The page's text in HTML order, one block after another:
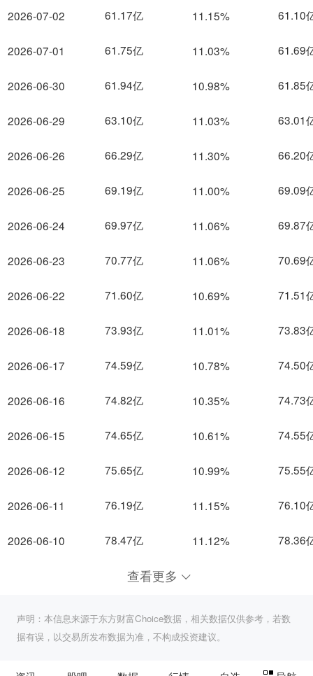
2026-07-02
2026-07-01
2026-06-30
2026-06-29
2026-06-26
2026-06-25
2026-06-24
2026-06-23
2026-06-22
2026-06-18
2026-06-17
2026-06-16
2026-06-15
2026-06-12
2026-06-11
2026-06-10
61.17亿 11.15% 61.10
61.75亿 11.03% 61.69
61.94亿 10.98% 61.85
63.10亿 11.03% 63.01
66.29亿 11.30% 66.20
69.19亿 11.00% 69.09
69.97亿 11.06% 69.87
70.77亿 11.06% 70.69
71.60亿 10.69% 71.51
73.93亿 11.01% 73.83
74.59亿 10.78% 74.50
74.82亿 10.35% 74.73
74.65亿 10.61% 74.55
75.65亿 10.99% 75.55
76.19亿 11.15% 76.10
78.47亿 11.12% 78.36
查看更多
声明：本信息来源于东方财富Choice数据，相关数据仅供参考，若数
据有误，以交易所发布数据为准，不构成投资建议。